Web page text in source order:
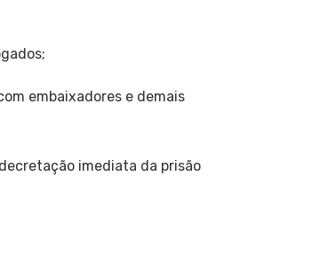
embaixadores e demais
imediata da prisão